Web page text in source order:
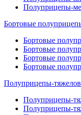
Полуприцепы-
Бортовые
Бортовые
Бортовые
Бортовые
Бортовые
Полуприцепы-
Полуприцепы-
Полуприцепы-